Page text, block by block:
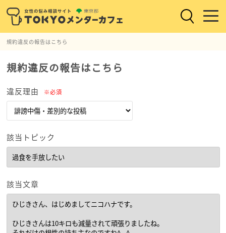
規約違反の報告はこちら
規約違反の報告はこちら
違反理由 ※必須
該当トピック
該当文章